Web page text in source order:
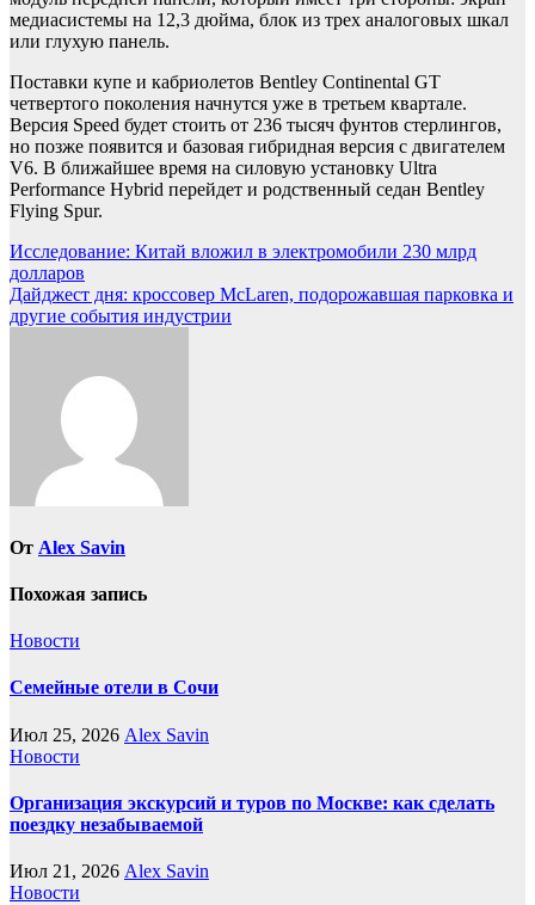
медиасистемы на 12,3 дюйма, блок из трех аналоговых шкал
или глухую панель.
Поставки купе и кабриолетов Bentley Continental GT
четвертого поколения начнутся уже в третьем квартале.
Версия Speed будет стоить от 236 тысяч фунтов стерлингов,
но позже появится и базовая гибридная версия с двигателем
V6. В ближайшее время на силовую установку Ultra
Performance Hybrid перейдет и родственный седан Bentley
Flying Spur.
Навигация
по
записям
Исследование: Китай вложил в электромобили 230 млрд
долларов
Дайджест дня: кроссовер McLaren, подорожавшая парковка и
другие события индустрии
От Alex Savin
Похожая запись
Новости
Семейные отели в Сочи
Июл 25, 2026 Alex Savin
Новости
Организация экскурсий и туров по Москве: как сделать
поездку незабываемой
Июл 21, 2026 Alex Savin
Новости